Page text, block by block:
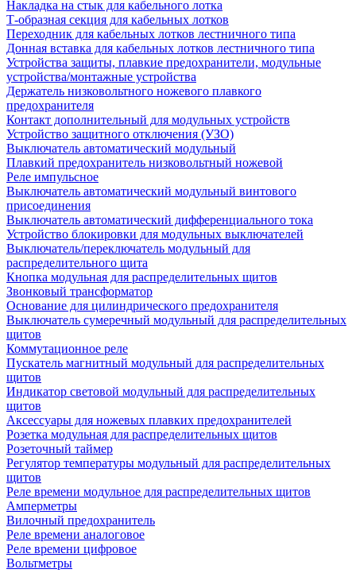
Накладка на стык для кабельного лотка
Т-образная секция для кабельных лотков
Переходник для кабельных лотков лестничного типа
Донная вставка для кабельных лотков лестничного типа
Устройства защиты, плавкие предохранители, модульные
устройства/монтажные устройства
Держатель низковольтного ножевого плавкого
предохранителя
Контакт дополнительный для модульных устройств
Устройство защитного отключения (УЗО)
Выключатель автоматический модульный
Плавкий предохранитель низковольтный ножевой
Реле импульсное
Выключатель автоматический модульный винтового
присоединения
Выключатель автоматический дифференциального тока
Устройство блокировки для модульных выключателей
Выключатель/переключатель модульный для
распределительного щита
Кнопка модульная для распределительных щитов
Звонковый трансформатор
Основание для цилиндрического предохранителя
Выключатель сумеречный модульный для распределительных
щитов
Коммутационное реле
Пускатель магнитный модульный для распределительных
щитов
Индикатор световой модульный для распределительных
щитов
Аксессуары для ножевых плавких предохранителей
Розетка модульная для распределительных щитов
Розеточный таймер
Регулятор температуры модульный для распределительных
щитов
Реле времени модульное для распределительных щитов
Амперметры
Вилочный предохранитель
Реле времени аналоговое
Реле времени цифровое
Вольтметры